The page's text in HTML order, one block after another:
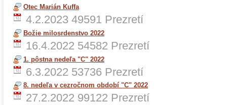
Otec Marián Kuffa
4.2.2023 49591 Prezretí
Božie milosrdenstvo 2022
16.4.2022 54582 Prezretí
1. pôstna nedeľa "C" 2022
6.3.2022 53736 Prezretí
8. nedeľa v cezročnom období "C" 2022
27.2.2022 99122 Prezretí